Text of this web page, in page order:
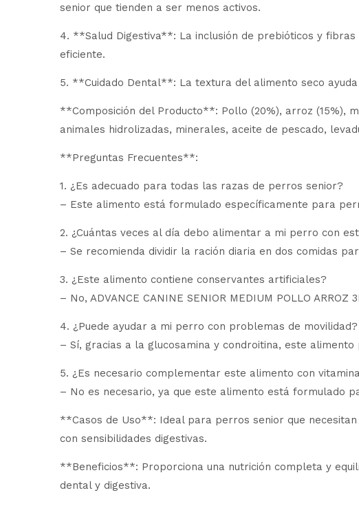
senior que tienden a ser menos activos.
4. **Salud Digestiva**: La inclusión de prebióticos y
eficiente.
5. **Cuidado Dental**: La textura del alimento seco
**Composición del Producto**: Pollo (20%), arroz (15%),
animales hidrolizadas, minerales, aceite de pescado,
**Preguntas Frecuentes**:
1. ¿Es adecuado para todas las razas de perros senior?
– Este alimento está formulado específicamente para
2. ¿Cuántas veces al día debo alimentar a mi perro con
– Se recomienda dividir la ración diaria en dos comidas
3. ¿Este alimento contiene conservantes artificiales?
– No, ADVANCE CANINE SENIOR MEDIUM POLLO
4. ¿Puede ayudar a mi perro con problemas de movilidad?
– Sí, gracias a la glucosamina y condroitina, este
5. ¿Es necesario complementar este alimento con
– No es necesario, ya que este alimento está formulado
**Casos de Uso**: Ideal para perros senior que
con sensibilidades digestivas.
**Beneficios**: Proporciona una nutrición completa y
dental y digestiva.